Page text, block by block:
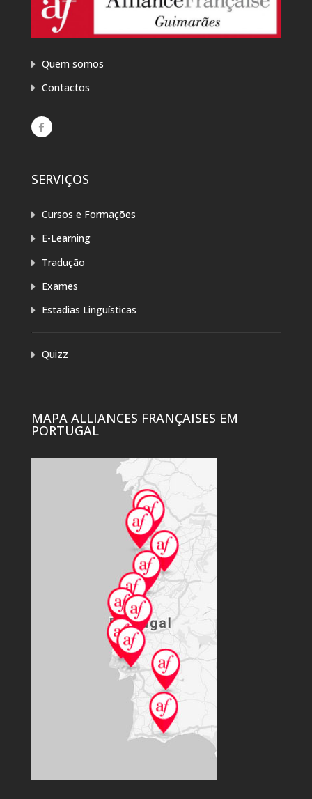
Quem somos
Contactos
SERVIÇOS
Cursos e Formações
E-Learning
Tradução
Exames
Estadias Linguísticas
Quizz
MAPA ALLIANCES FRANÇAISES EM
PORTUGAL